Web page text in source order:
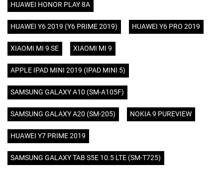
HUAWEI HONOR PLAY 8A
HUAWEI Y6 2019 (Y6 PRIME 2019) HUAWEI Y6 PRO 2019
XIAOMI MI 9 SE XIAOMI MI 9
APPLE IPAD MINI 2019 (IPAD MINI 5)
SAMSUNG GALAXY A10 (SM-A105F)
SAMSUNG GALAXY A20 (SM-205) NOKIA 9 PUREVIEW
HUAWEI Y7 PRIME 2019
SAMSUNG GALAXY TAB S5E 10.5 LTE (SM-T725)